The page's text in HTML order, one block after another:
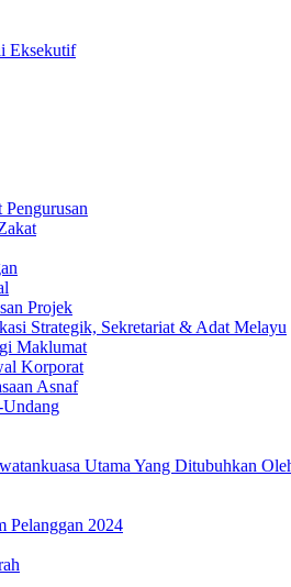
Eksekutif
Projek
Strategik, Sekretariat & Adat Melayu
Maklumat
Korporat
Asnaf
Utama Yang Ditubuhkan
Pelanggan 2024